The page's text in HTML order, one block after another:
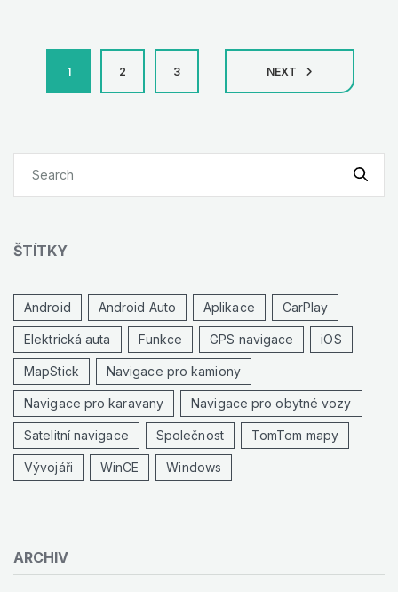
Stránkování
příspěvků
1 2 3 NEXT
ŠTÍTKY
Android Android Auto Aplikace CarPlay
Elektrická auta Funkce GPS navigace iOS
MapStick Navigace pro kamiony
Navigace pro karavany Navigace pro obytné vozy
Satelitní navigace Společnost TomTom mapy
Vývojáři WinCE Windows
ARCHIV